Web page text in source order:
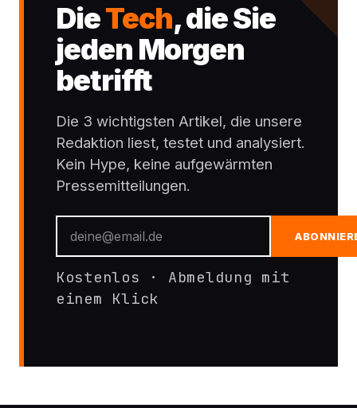
DieTech, die Sie
jeden Morgen
betrifft
Die 3 wichtigsten Artikel, die unsere
Redaktion liest, testet und analysiert.
Kein Hype, keine aufgewärmten
Pressemitteilungen.
Kostenlos · Abmeldung mit
einem Klick